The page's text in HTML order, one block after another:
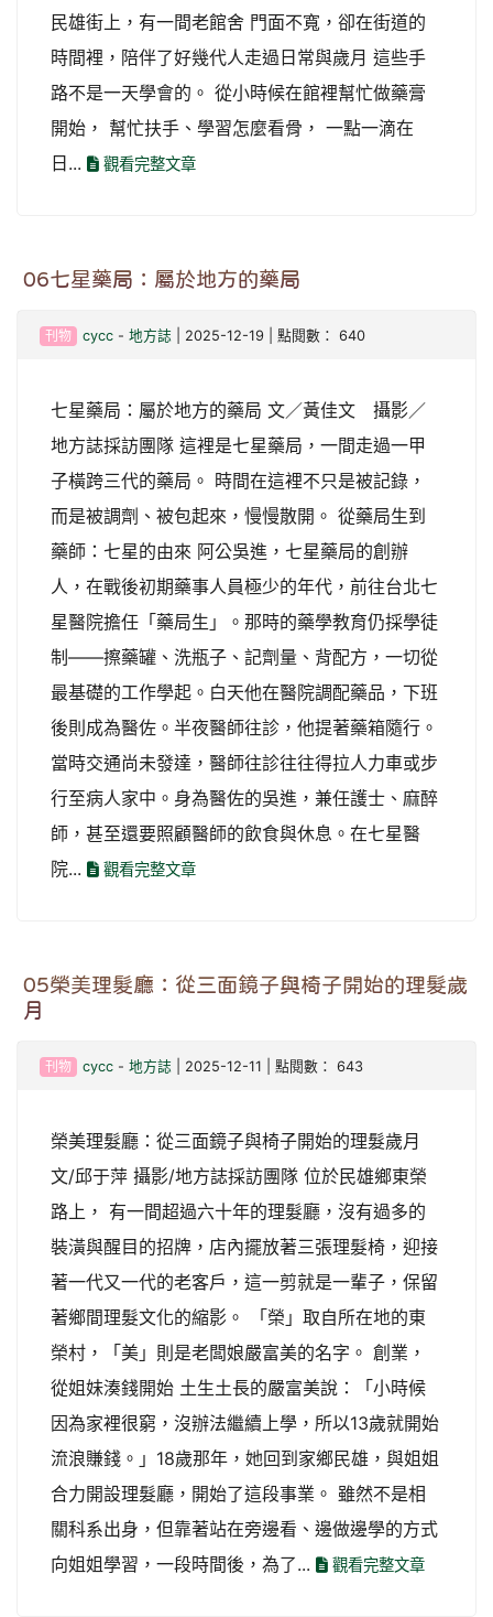
民雄街上，有一間老館舍 門面不寬，卻在街道的
時間裡，陪伴了好幾代人走過日常與歲月 這些手
路不是一天學會的。 從小時候在館裡幫忙做藥膏
開始， 幫忙扶手、學習怎麼看骨， 一點一滴在
日...
觀看完整文章
06七星藥局：屬於地方的藥局
刊物 cycc- 地方誌 | 2025-12-19 | 點閱數： 640
七星藥局：屬於地方的藥局 文／黃佳文 攝影／
地方誌採訪團隊 這裡是七星藥局，一間走過一甲
子橫跨三代的藥局。 時間在這裡不只是被記錄，
而是被調劑、被包起來，慢慢散開。 從藥局生到
藥師：七星的由來 阿公吳進，七星藥局的創辦
人，在戰後初期藥事人員極少的年代，前往台北七
星醫院擔任「藥局生」。那時的藥學教育仍採學徒
制——擦藥罐、洗瓶子、記劑量、背配方，一切從
最基礎的工作學起。白天他在醫院調配藥品，下班
後則成為醫佐。半夜醫師往診，他提著藥箱隨行。
當時交通尚未發達，醫師往診往往得拉人力車或步
行至病人家中。身為醫佐的吳進，兼任護士、麻醉
師，甚至還要照顧醫師的飲食與休息。在七星醫
院...
觀看完整文章
05榮美理髮廳：從三面鏡子與椅子開始的理髮歲
月
刊物 cycc- 地方誌 | 2025-12-11 | 點閱數： 643
榮美理髮廳：從三面鏡子與椅子開始的理髮歲月
文/邱于萍 攝影/地方誌採訪團隊 位於民雄鄉東榮
路上， 有一間超過六十年的理髮廳，沒有過多的
裝潢與醒目的招牌，店內擺放著三張理髮椅，迎接
著一代又一代的老客戶，這一剪就是一輩子，保留
著鄉間理髮文化的縮影。 「榮」取自所在地的東
榮村，「美」則是老闆娘嚴富美的名字。 創業，
從姐妹湊錢開始 土生土長的嚴富美說：「小時候
因為家裡很窮，沒辦法繼續上學，所以13歲就開始
流浪賺錢。」18歲那年，她回到家鄉民雄，與姐姐
合力開設理髮廳，開始了這段事業。 雖然不是相
關科系出身，但靠著站在旁邊看、邊做邊學的方式
向姐姐學習，一段時間後，為了...
觀看完整文章